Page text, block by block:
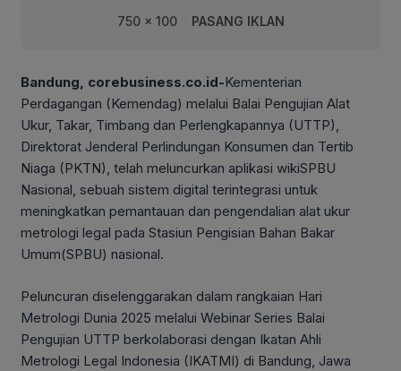
750 x 100 PASANG IKLAN
Bandung, corebusiness.co.id-Kementerian
Perdagangan (Kemendag) melalui Balai Pengujian Alat
Ukur, Takar, Timbang dan Perlengkapannya (UTTP),
Direktorat Jenderal Perlindungan Konsumen dan Tertib
Niaga (PKTN), telah meluncurkan aplikasi wikiSPBU
Nasional, sebuah sistem digital terintegrasi untuk
meningkatkan pemantauan dan pengendalian alat ukur
metrologi legal pada Stasiun Pengisian Bahan Bakar
Umum(SPBU) nasional.
Peluncuran diselenggarakan dalam rangkaian Hari
Metrologi Dunia 2025 melalui Webinar Series Balai
Pengujian UTTP berkolaborasi dengan Ikatan Ahli
Metrologi Legal Indonesia (IKATMI) di Bandung, Jawa